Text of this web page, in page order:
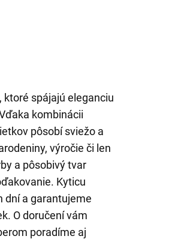
spájajú eleganciu
kombinácii
pôsobí sviežo a
výročie či len
a pôsobivý tvar
Kyticu
dní a garantujeme
O doručení vám
poradíme aj